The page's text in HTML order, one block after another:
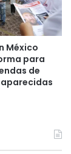
México
para
de